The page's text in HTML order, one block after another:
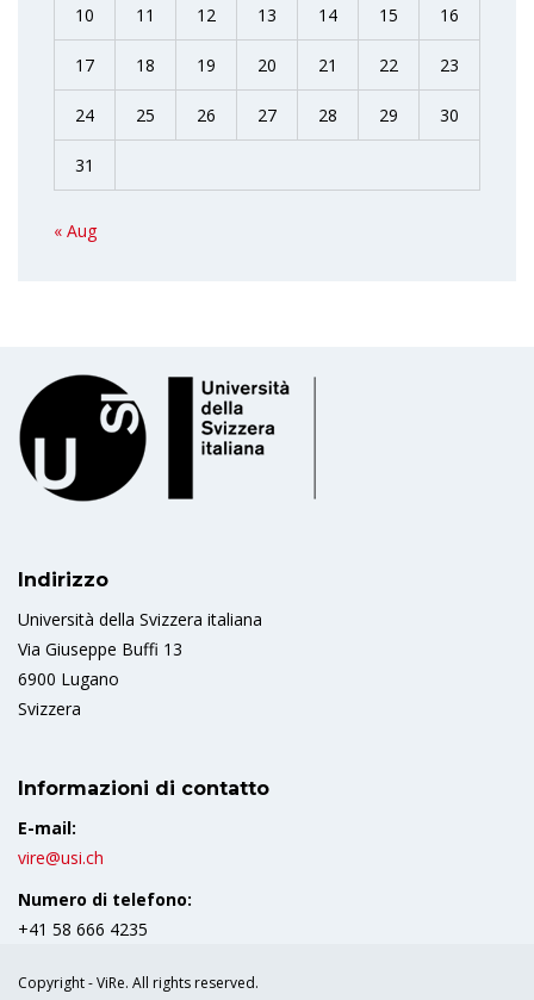
10 11 12 13 14 15 16
17 18 19 20 21 22 23
24 25 26 27 28 29 30
31
« Aug
Indirizzo
Università della Svizzera italiana
Via Giuseppe Buffi 13
6900 Lugano
Svizzera
Informazioni di contatto
E-mail:
vire@usi.ch
Numero di telefono:
+41 58 666 4235
Copyright - ViRe. All rights reserved.